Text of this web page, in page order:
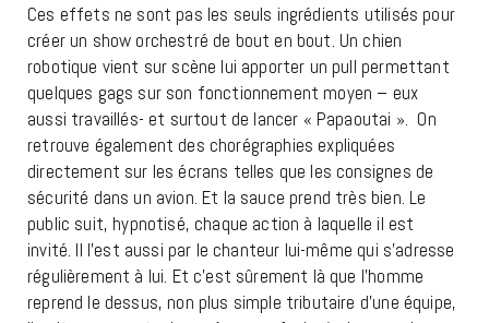
Ces effets ne sont pas les seuls ingrédients utilisés pour
créer un show orchestré de bout en bout. Un chien
robotique vient sur scène lui apporter un pull permettant
quelques gags sur son fonctionnement moyen – eux
aussi travaillés- et surtout de lancer « Papaoutai ». On
retrouve également des chorégraphies expliquées
directement sur les écrans telles que les consignes de
sécurité dans un avion. Et la sauce prend très bien. Le
public suit, hypnotisé, chaque action à laquelle il est
invité. Il l’est aussi par le chanteur lui-même qui s’adresse
régulièrement à lui. Et c’est sûrement là que l’homme
reprend le dessus, non plus simple tributaire d’une équipe,